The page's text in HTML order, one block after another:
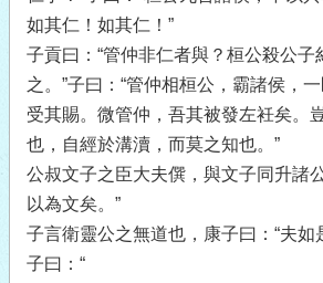
如其仁！如其仁！”
子貢曰：“管仲非仁者與？桓公殺公子
之。”子曰：“管仲相桓公，霸諸侯，
受其賜。微管仲，吾其被發左衽矣。
也，自經於溝瀆，而莫之知也。”
公叔文子之臣大夫僎，與文子同升諸
以為文矣。”
子言衛靈公之無道也，康子曰：“夫如
子曰：“